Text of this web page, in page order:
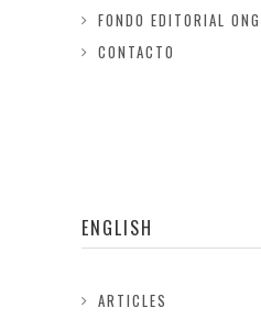
FONDO EDITORIAL ONG
CONTACTO
ENGLISH
ARTICLES